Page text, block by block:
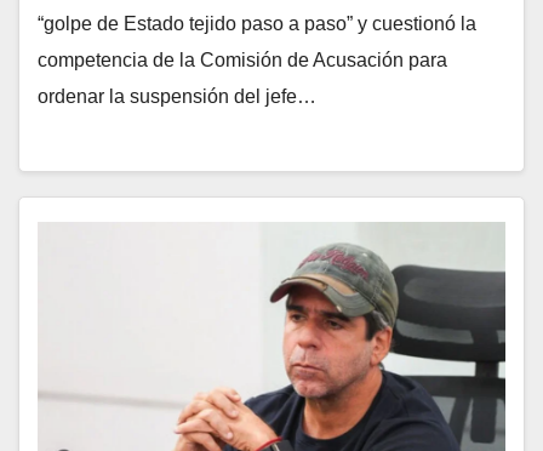
“golpe de Estado tejido paso a paso” y cuestionó la
competencia de la Comisión de Acusación para
ordenar la suspensión del jefe…